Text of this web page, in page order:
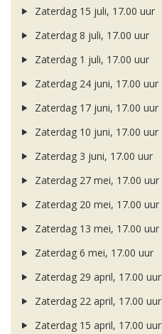
Zaterdag 15 juli, 17.00 uur
Zaterdag 8 juli, 17.00 uur
Zaterdag 1 juli, 17.00 uur
Zaterdag 24 juni, 17.00 uur
Zaterdag 17 juni, 17.00 uur
Zaterdag 10 juni, 17.00 uur
Zaterdag 3 juni, 17.00 uur
Zaterdag 27 mei, 17.00 uur
Zaterdag 20 mei, 17.00 uur
Zaterdag 13 mei, 17.00 uur
Zaterdag 6 mei, 17.00 uur
Zaterdag 29 april, 17.00 uur
Zaterdag 22 april, 17.00 uur
Zaterdag 15 april, 17.00 uur